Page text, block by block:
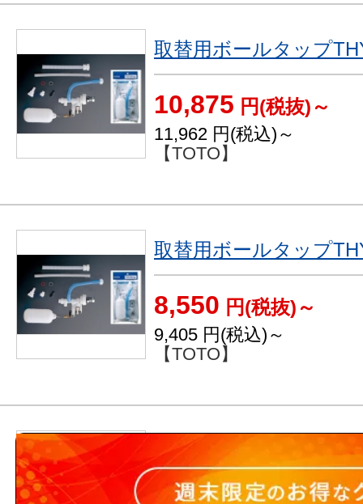
取替用ボールタップ
10,875 円(税抜)～
11,962 円(税込)～
【TOTO】
取替用ボールタップ
8,550 円(税抜)～
9,405 円(税込)～
【TOTO】
タンク内部金具部品
1R